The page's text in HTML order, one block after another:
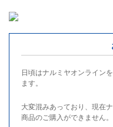
日頃はナルミヤオンライン
ます。
大変混みあっており、現在
商品のご購入ができません。